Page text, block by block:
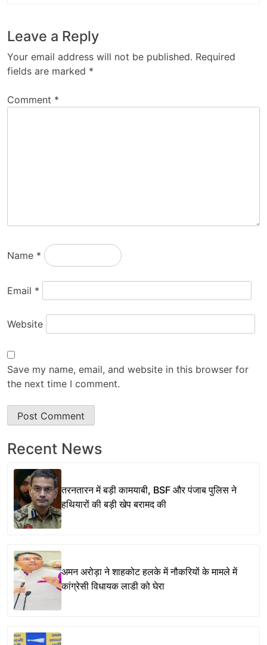
Leave a Reply
Your email address will not be published. Required
fields are marked *
Comment *
Name *
Email *
Website
Save my name, email, and website in this browser for
the next time I comment.
Recent News
तरनतारन में बड़ी कामयाबी, BSF और पंजाब पुलिस ने
हथियारों की बड़ी खेप बरामद की
अमन अरोड़ा ने शाहकोट हलके में नौकरियों के मामले में
कांग्रेसी विधायक लाडी को घेरा